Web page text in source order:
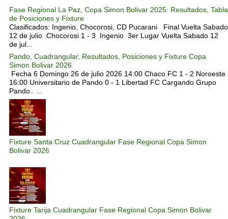
Fase Regional La Paz, Copa Simon Bolivar 2025: Resultados, Tabla
de Posiciones y Fixture
Clasificados: Ingenio, Chocorosi, CD Pucarani Final Vuelta Sabado
12 de julio Chocorosi 1 - 3 Ingenio 3er Lugar Vuelta Sabado 12
de jul...
Pando, Cuadrangular, Resultados, Posiciones y Fixture Copa
Simon Bolivar 2026
Fecha 6 Domingo 26 de julio 2026 14:00 Chaco FC 1 - 2 Noroeste
16:00 Universitario de Pando 0 - 1 Libertad FC Cargando Grupo
Pando.. ...
Fixture Santa Cruz Cuadrangular Fase Regional Copa Simon
Bolivar 2026
Fixture Tarija Cuadrangular Fase Regional Copa Simon Bolivar